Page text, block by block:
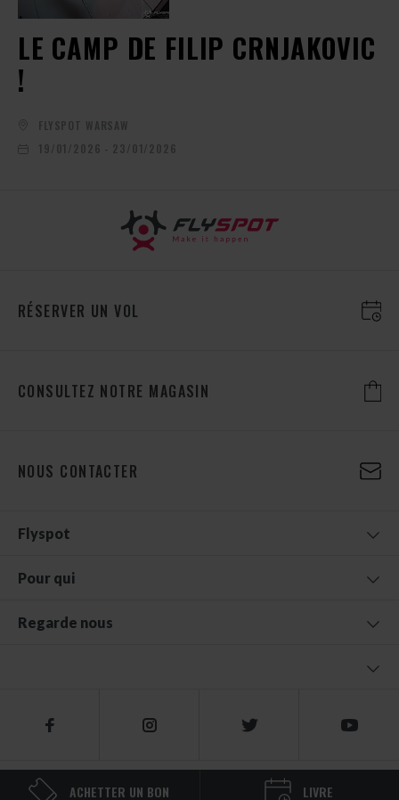
LE CAMP DE FILIP CRNJAKOVIC
!
FLYSPOT WARSAW
19/01/2026 - 23/01/2026
ACHETTER UN BON LIVRE
RÉSERVER UN VOL
CONSULTEZ NOTRE MAGASIN
NOUS CONTACTER
Flyspot
Pour qui
Regarde nous
© 2026 FLYSPOT